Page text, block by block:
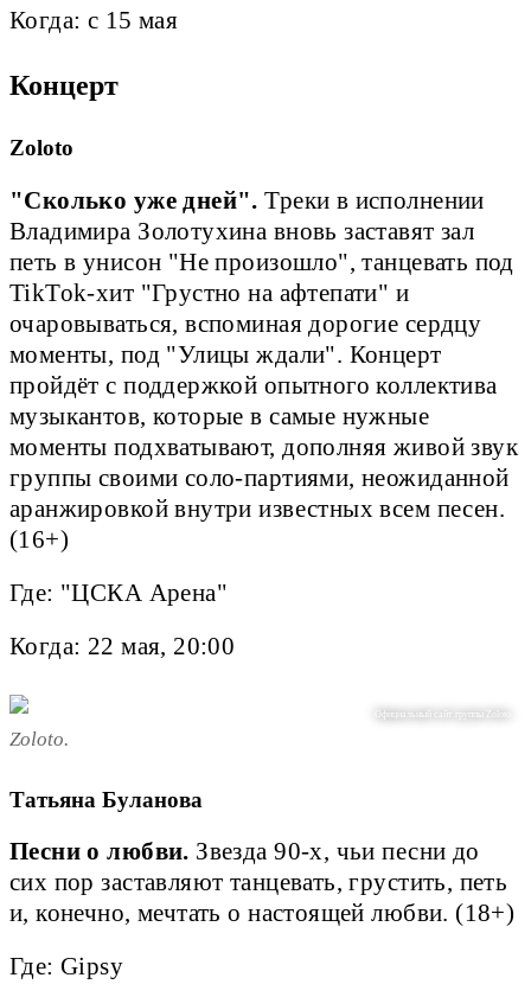
Когда: с 15 мая
Концерт
Zoloto
"Сколько уже дней".Треки в исполнении
Владимира Золотухина вновь заставят зал
петь в унисон "Не произошло", танцевать под
TikTok-хит "Грустно на афтепати" и
очаровываться, вспоминая дорогие сердцу
моменты, под "Улицы ждали". Концерт
пройдёт с поддержкой опытного коллектива
музыкантов, которые в самые нужные
моменты подхватывают, дополняя живой звук
группы своими соло-партиями, неожиданной
аранжировкой внутри известных всем песен.
(16+)
Где: "ЦСКА Арена"
Когда: 22 мая, 20:00
Официальный сайт группы Zoloto
Zoloto.
Татьяна Буланова
Песни о любви. Звезда 90-х, чьи песни до
сих пор заставляют танцевать, грустить, петь
и, конечно, мечтать о настоящей любви. (18+)
Где: Gipsy